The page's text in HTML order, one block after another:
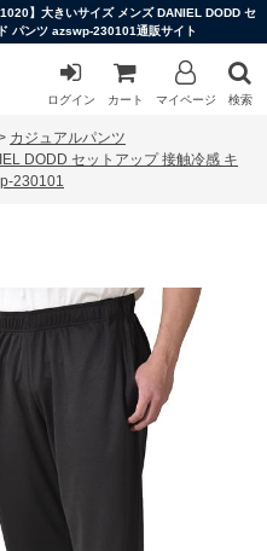
】大きいサイズ メンズ DANIEL DODD セ
パンツ azswp-230101通販サイト
ログイン カート マイページ 検索
カジュアルパンツ
DODD セットアップ 接触冷感 キ
230101